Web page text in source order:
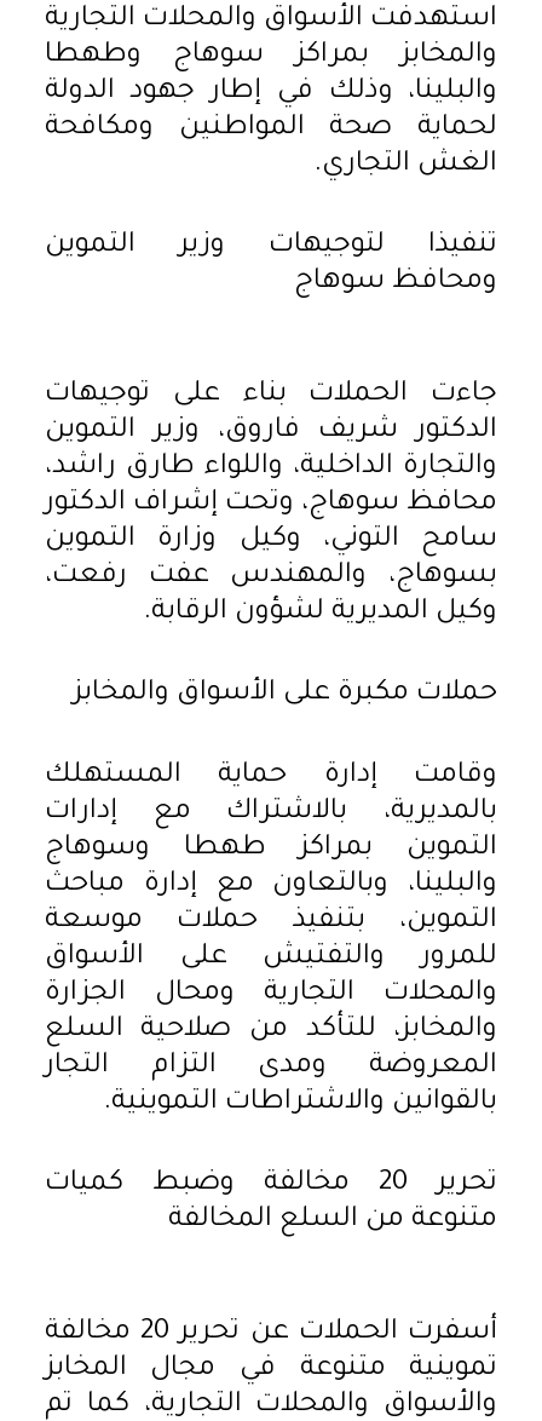
استهدفت الأسواق والمحلات التجارية
والمخابز بمراكز سوهاج وطهطا
والبلينا، وذلك في إطار جهود الدولة
لحماية صحة المواطنين ومكافحة
الغش التجاري.
تنفيذا لتوجيهات وزير التموين
ومحافظ سوهاج
جاءت الحملات بناء على توجيهات
الدكتور شريف فاروق، وزير التموين
والتجارة الداخلية، واللواء طارق راشد،
محافظ سوهاج، وتحت إشراف الدكتور
سامح التوني، وكيل وزارة التموين
بسوهاج، والمهندس عفت رفعت،
وكيل المديرية لشؤون الرقابة.
حملات مكبرة على الأسواق والمخابز
وقامت إدارة حماية المستهلك
بالمديرية، بالاشتراك مع إدارات
التموين بمراكز طهطا وسوهاج
والبلينا، وبالتعاون مع إدارة مباحث
التموين، بتنفيذ حملات موسعة
للمرور والتفتيش على الأسواق
والمحلات التجارية ومحال الجزارة
والمخابز، للتأكد من صلاحية السلع
المعروضة ومدى التزام التجار
بالقوانين والاشتراطات التموينية.
تحرير 20 مخالفة وضبط كميات
متنوعة من السلع المخالفة
أسفرت الحملات عن تحرير 20 مخالفة
تموينية متنوعة في مجال المخابز
والأسواق والمحلات التجارية، كما تم